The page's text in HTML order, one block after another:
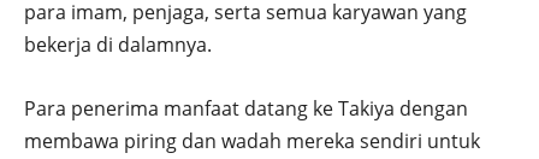
para imam, penjaga, serta semua karyawan yang
bekerja di dalamnya.
Para penerima manfaat datang ke Takiya dengan
membawa piring dan wadah mereka sendiri untuk